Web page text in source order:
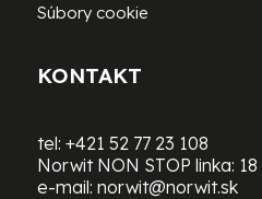
Súbory cookie
KONTAKT
tel: +421 52 77 23 108
Norwit NON STOP linka:
e-mail: norwit@norwit.sk